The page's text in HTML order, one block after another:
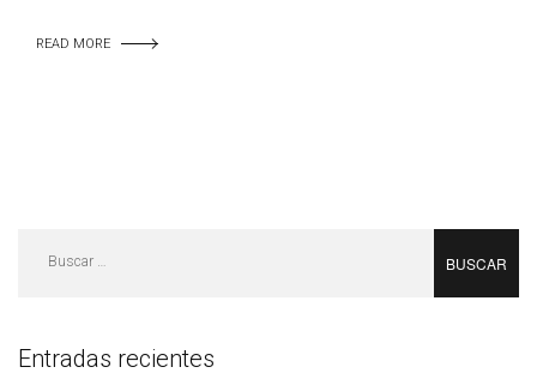
READ MORE
Entradas recientes